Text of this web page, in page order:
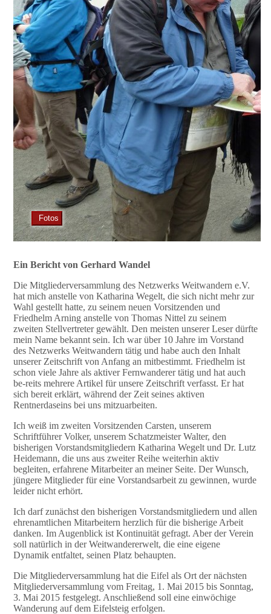
Fotos
Ein Bericht von Gerhard Wandel
Die Mitgliederversammlung des Netzwerks Weitwandern e.V.
hat mich anstelle von Katharina Wegelt, die sich nicht mehr zur
Wahl gestellt hatte, zu seinem neuen Vorsitzenden und
Friedhelm Arning anstelle von Thomas Nittel zu seinem
zweiten Stellvertreter gewählt. Den meisten unserer Leser dürfte
mein Name bekannt sein. Ich war über 10 Jahre im Vorstand
des Netzwerks Weitwandern tätig und habe auch den Inhalt
unserer Zeitschrift von Anfang an mitbestimmt. Friedhelm ist
schon viele Jahre als aktiver Fernwanderer tätig und hat auch
be-reits mehrere Artikel für unsere Zeitschrift verfasst. Er hat
sich bereit erklärt, während der Zeit seines aktiven
Rentnerdaseins bei uns mitzuarbeiten.
Ich weiß im zweiten Vorsitzenden Carsten, unserem
Schriftführer Volker, unserem Schatzmeister Walter, den
bisherigen Vorstandsmitgliedern Katharina Wegelt und Dr. Lutz
Heidemann, die uns aus zweiter Reihe weiterhin aktiv
begleiten, erfahrene Mitarbeiter an meiner Seite. Der Wunsch,
jüngere Mitglieder für eine Vorstandsarbeit zu gewinnen, wurde
leider nicht erhört.
Ich darf zunächst den bisherigen Vorstandsmitgliedern und allen
ehrenamtlichen Mitarbeitern herzlich für die bisherige Arbeit
danken. Im Augenblick ist Kontinuität gefragt. Aber der Verein
soll natürlich in der Weitwandererwelt, die eine eigene
Dynamik entfaltet, seinen Platz behaupten.
Die Mitgliederversammlung hat die Eifel als Ort der nächsten
Mitgliederversammlung vom Freitag, 1. Mai 2015 bis Sonntag,
3. Mai 2015 festgelegt. Anschließend soll eine einwöchige
Wanderung auf dem Eifelsteig erfolgen.